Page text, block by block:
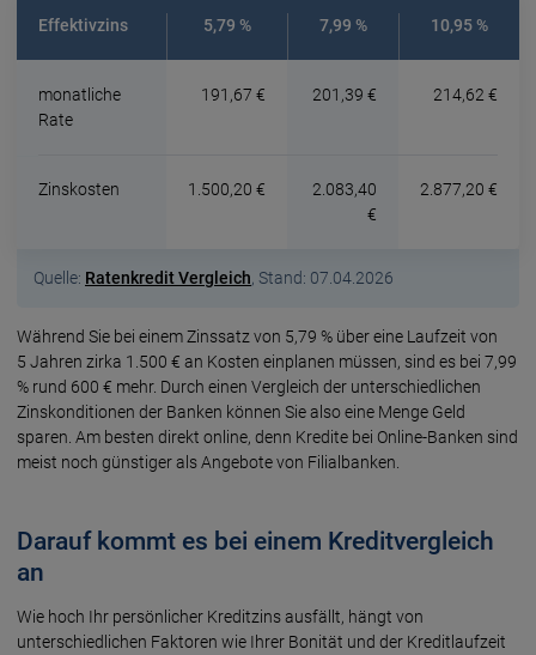
Effektivzins 5,79 % 7,99 % 10,95 %
monatliche
Rate
191,67 € 201,39 € 214,62 €
Zinskosten 1.500,20 €
2.083,40
€
2.877,20 €
Quelle: Ratenkredit Vergleich, Stand: 07.04.2026
Während Sie bei einem Zinssatz von 5,79 % über eine Laufzeit von
5 Jahren zirka 1.500 € an Kosten einplanen müssen, sind es bei 7,99
% rund 600 € mehr. Durch einen Vergleich der unterschiedlichen
Zinskonditionen der Banken können Sie also eine Menge Geld
sparen. Am besten direkt online, denn Kredite bei Online-Banken sind
meist noch günstiger als Angebote von Filialbanken.
Darauf kommt es bei einem Kreditvergleich
an
Wie hoch Ihr persönlicher Kreditzins ausfällt, hängt von
unterschiedlichen Faktoren wie Ihrer Bonität und der Kreditlaufzeit